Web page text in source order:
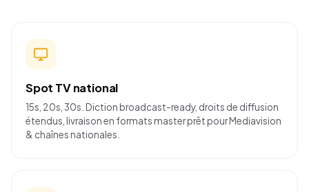
Spot TV national
15s, 20s, 30s. Diction broadcast-ready, droits de diffusion
étendus, livraison en formats master prêt pour Mediavision
& chaînes nationales.